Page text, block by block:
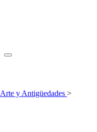
y Antigüedades >